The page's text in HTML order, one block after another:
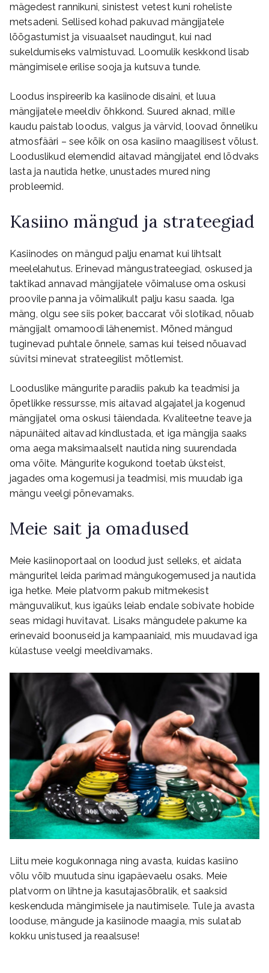
mägedest rannikuni, sinistest vetest kuni roheliste
metsadeni. Sellised kohad pakuvad mängijatele
lõõgastumist ja visuaalset naudingut, kui nad
sukeldumiseks valmistuvad. Loomulik keskkond lisab
mängimisele erilise sooja ja kutsuva tunde.
Loodus inspireerib ka kasiinode disaini, et luua
mängijatele meeldiv õhkkond. Suured aknad, mille
kaudu paistab loodus, valgus ja värvid, loovad õnneliku
atmosfääri – see kõik on osa kasiino maagilisest võlust.
Looduslikud elemendid aitavad mängijatel end lõdvaks
lasta ja nautida hetke, unustades mured ning
probleemid.
Kasiino mängud ja strateegiad
Kasiinodes on mängud palju enamat kui lihtsalt
meelelahutus. Erinevad mängustrateegiad, oskused ja
taktikad annavad mängijatele võimaluse oma oskusi
proovile panna ja võimalikult palju kasu saada. Iga
mäng, olgu see siis poker, baccarat või slotikad, nõuab
mängijalt omamoodi lähenemist. Mõned mängud
tuginevad puhtale õnnele, samas kui teised nõuavad
süvitsi minevat strateegilist mõtlemist.
Looduslike mängurite paradiis pakub ka teadmisi ja
õpetlikke ressursse, mis aitavad algajatel ja kogenud
mängijatel oma oskusi täiendada. Kvaliteetne teave ja
näpunäited aitavad kindlustada, et iga mängija saaks
oma aega maksimaalselt nautida ning suurendada
oma võite. Mängurite kogukond toetab üksteist,
jagades oma kogemusi ja teadmisi, mis muudab iga
mängu veelgi põnevamaks.
Meie sait ja omadused
Meie kasiinoportaal on loodud just selleks, et aidata
mänguritel leida parimad mängukogemused ja nautida
iga hetke. Meie platvorm pakub mitmekesist
mänguvalikut, kus igaüks leiab endale sobivate hobide
seas midagi huvitavat. Lisaks mängudele pakume ka
erinevaid boonuseid ja kampaaniaid, mis muudavad iga
külastuse veelgi meeldivamaks.
Liitu meie kogukonnaga ning avasta, kuidas kasiino
võlu võib muutuda sinu igapäevaelu osaks. Meie
platvorm on lihtne ja kasutajasõbralik, et saaksid
keskenduda mängimisele ja nautimisele. Tule ja avasta
looduse, mängude ja kasiinode maagia, mis sulatab
kokku unistused ja reaalsuse!